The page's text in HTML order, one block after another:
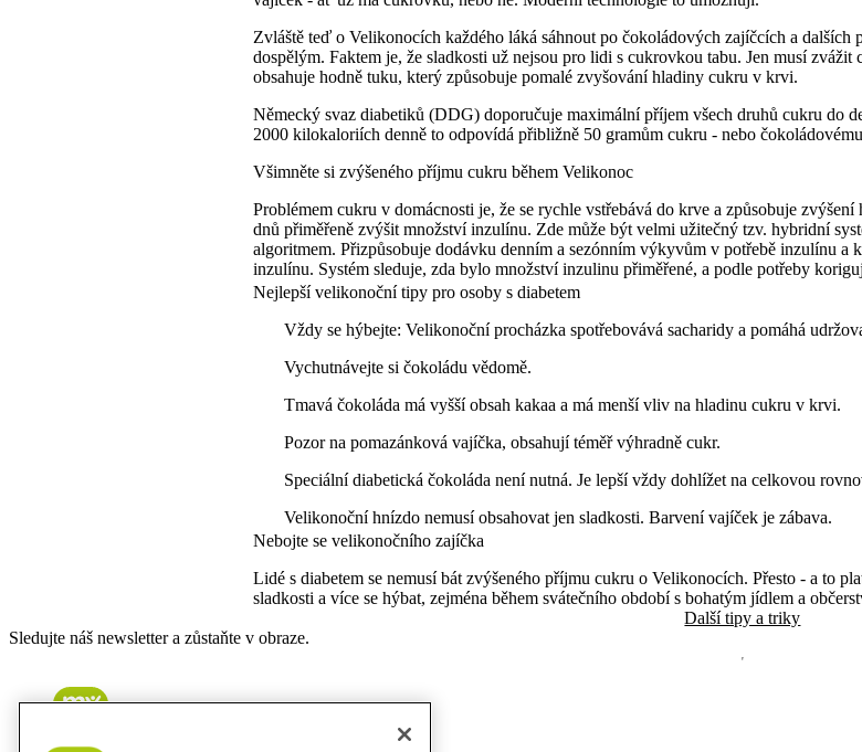
Zvláště teď o Velikonocích každého láká sáhnout po čokoládových zajíčcích a
dospělým. Faktem je, že sladkosti už nejsou pro lidi s cukrovkou tabu. Jen musí zvážit
obsahuje hodně tuku, který způsobuje pomalé zvyšování hladiny cukru v krvi.
Německý svaz diabetiků (DDG) doporučuje maximální příjem všech druhů cukru do
2000 kilokaloriích denně to odpovídá přibližně 50 gramům cukru - nebo
Všimněte si zvýšeného příjmu cukru během Velikonoc
Problémem cukru v domácnosti je, že se rychle vstřebává do krve a způsobuje
dnů přiměřeně zvýšit množství inzulínu. Zde může být velmi užitečný tzv. hybridní
algoritmem. Přizpůsobuje dodávku denním a sezónním výkyvům v potřebě inzulínu
inzulínu. Systém sleduje, zda bylo množství inzulinu přiměřené, a podle potřeby
Nejlepší velikonoční tipy pro osoby s diabetem
Vždy se hýbejte: Velikonoční procházka spotřebovává sacharidy a pomáhá
Vychutnávejte si čokoládu vědomě.
Tmavá čokoláda má vyšší obsah kakaa a má menší vliv na hladinu cukru v krvi.
Pozor na pomazánková vajíčka, obsahují téměř výhradně cukr.
Speciální diabetická čokoláda není nutná. Je lepší vždy dohlížet na celkovou
Velikonoční hnízdo nemusí obsahovat jen sladkosti. Barvení vajíček je zábava.
Nebojte se velikonočního zajíčka
Lidé s diabetem se nemusí bát zvýšeného příjmu cukru o Velikonocích. Přesto - a to
sladkosti a více se hýbat, zejména během svátečního období s bohatým jídlem a
Další tipy a triky
Sledujte náš newsletter a zůstaňte v obraze.